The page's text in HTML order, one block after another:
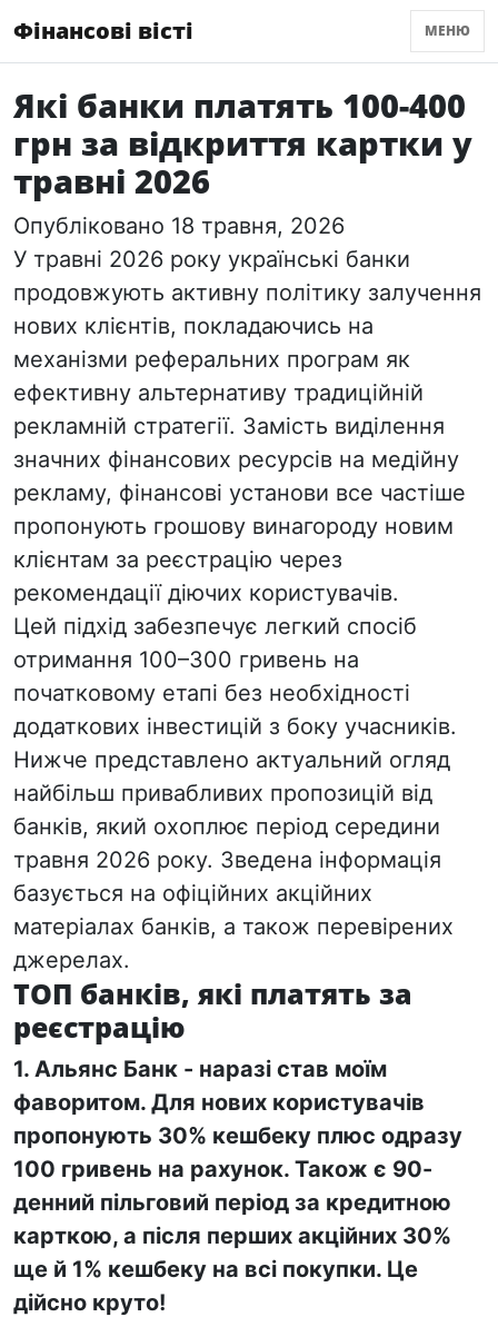
Фінансові вісті МЕНЮ
Які банки платять 100-400
грн за відкриття картки у
травні 2026
Опубліковано 18 травня, 2026
У травні 2026 року українські банки
продовжують активну політику залучення
нових клієнтів, покладаючись на
механізми реферальних програм як
ефективну альтернативу традиційній
рекламній стратегії. Замість виділення
значних фінансових ресурсів на медійну
рекламу, фінансові установи все частіше
пропонують грошову винагороду новим
клієнтам за реєстрацію через
рекомендації діючих користувачів.
Цей підхід забезпечує легкий спосіб
отримання 100–300 гривень на
початковому етапі без необхідності
додаткових інвестицій з боку учасників.
Нижче представлено актуальний огляд
найбільш привабливих пропозицій від
банків, який охоплює період середини
травня 2026 року. Зведена інформація
базується на офіційних акційних
матеріалах банків, а також перевірених
джерелах.
ТОП банків, які платять за
реєстрацію
1. Альянс Банк - наразі став моїм
фаворитом. Для нових користувачів
пропонують 30% кешбеку плюс одразу
100 гривень на рахунок. Також є 90-
денний пільговий період за кредитною
карткою, а після перших акційних 30%
ще й 1% кешбеку на всі покупки. Це
дійсно круто!